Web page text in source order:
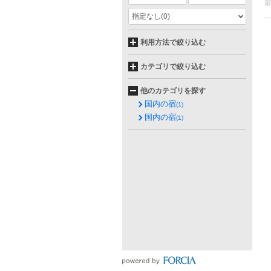
指定なし(0)
利用方法で絞り込む
カテゴリで絞り込む
他のカテゴリを探す
国内の宿(1)
国内の宿(1)